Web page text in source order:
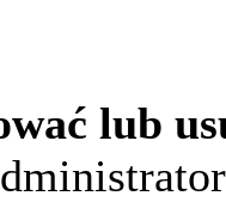
lub